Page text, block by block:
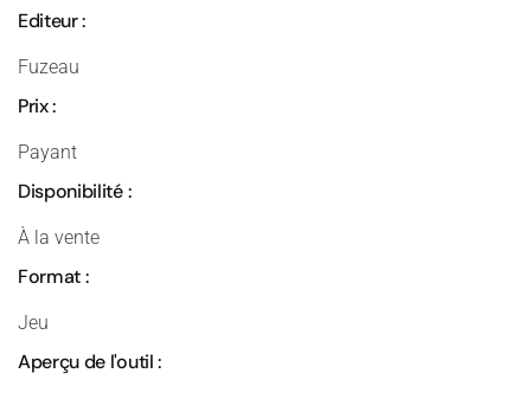
Editeur :
Fuzeau
Prix :
Payant
Disponibilité :
À la vente
Format :
Jeu
Aperçu de l'outil :